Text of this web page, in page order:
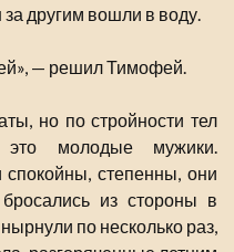
другим вошли в воду.
— решил Тимофей.
но по стройности тел
молодые мужики.
степенны, они
из стороны в
по несколько раз,